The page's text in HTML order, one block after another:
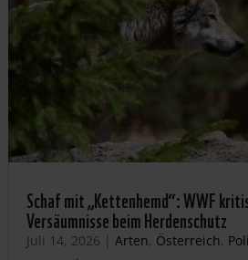
Schaf mit „Kettenhemd“: WWF
Versäumnisse beim Herdenschutz
Juli 14, 2026 | Arten, Österreich,